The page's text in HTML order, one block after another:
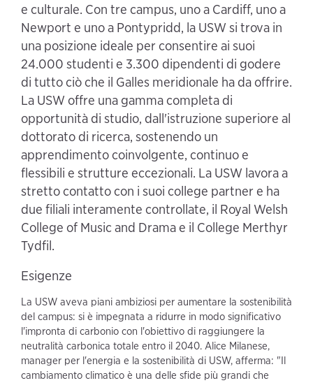
e culturale. Con tre campus, uno a Cardiff, uno a
Newport e uno a Pontypridd, la USW si trova in
una posizione ideale per consentire ai suoi
24.000 studenti e 3.300 dipendenti di godere
di tutto ciò che il Galles meridionale ha da offrire.
La USW offre una gamma completa di
opportunità di studio, dall'istruzione superiore al
dottorato di ricerca, sostenendo un
apprendimento coinvolgente, continuo e
flessibili e strutture eccezionali. La USW lavora a
stretto contatto con i suoi college partner e ha
due filiali interamente controllate, il Royal Welsh
College of Music and Drama e il College Merthyr
Tydfil.
Esigenze
La USW aveva piani ambiziosi per aumentare la sostenibilità
del campus: si è impegnata a ridurre in modo significativo
l'impronta di carbonio con l'obiettivo di raggiungere la
neutralità carbonica totale entro il 2040. Alice Milanese,
manager per l'energia e la sostenibilità di USW, afferma: "Il
cambiamento climatico è una delle sfide più grandi che